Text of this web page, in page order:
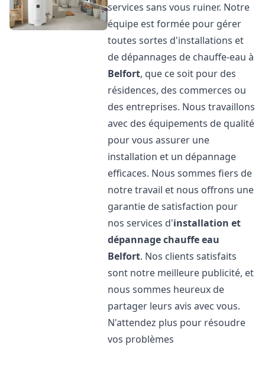
services sans vous ruiner. Notre
équipe est formée pour gérer
toutes sortes d'installations et
de dépannages de chauffe-eau à
Belfort, que ce soit pour des
résidences, des commerces ou
des entreprises. Nous travaillons
avec des équipements de qualité
pour vous assurer une
installation et un dépannage
efficaces. Nous sommes fiers de
notre travail et nous offrons une
garantie de satisfaction pour
nos services d'installation et
dépannage chauffe eau
Belfort. Nos clients satisfaits
sont notre meilleure publicité, et
nous sommes heureux de
partager leurs avis avec vous.
N'attendez plus pour résoudre
vos problèmes